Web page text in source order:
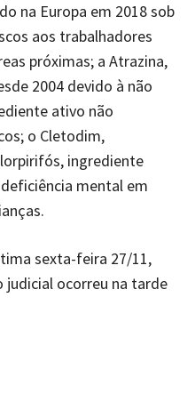
na Europa em 2018 sob
aos trabalhadores
próximas; a Atrazina,
2004 devido à não
ativo não
o Cletodim,
ingrediente
mental em
sexta-feira 27/11,
judicial ocorreu na tarde